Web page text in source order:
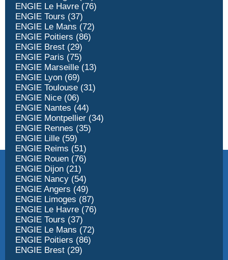
ENGIE Le Havre (76)
ENGIE Tours (37)
ENGIE Le Mans (72)
ENGIE Poitiers (86)
ENGIE Brest (29)
ENGIE Paris (75)
ENGIE Marseille (13)
ENGIE Lyon (69)
ENGIE Toulouse (31)
ENGIE Nice (06)
ENGIE Nantes (44)
ENGIE Montpellier (34)
ENGIE Rennes (35)
ENGIE Lille (59)
ENGIE Reims (51)
ENGIE Rouen (76)
ENGIE Dijon (21)
ENGIE Nancy (54)
ENGIE Angers (49)
ENGIE Limoges (87)
ENGIE Le Havre (76)
ENGIE Tours (37)
ENGIE Le Mans (72)
ENGIE Poitiers (86)
ENGIE Brest (29)